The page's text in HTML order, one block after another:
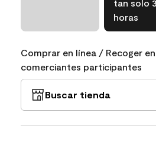
tan solo 3
horas
Comprar en línea / Recoger
comerciantes participantes
Buscar tienda